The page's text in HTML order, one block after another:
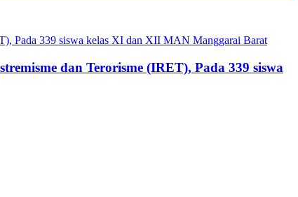
dan Terorisme (IRET), Pada 339 siswa